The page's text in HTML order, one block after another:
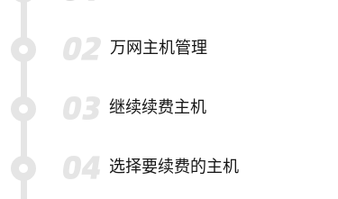
万网主机管理
继续续费主机
选择要续费的主机